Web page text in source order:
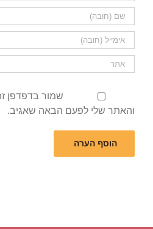
שמור בדפדפן
והאתר שלי לפעם הבאה שאגיב.